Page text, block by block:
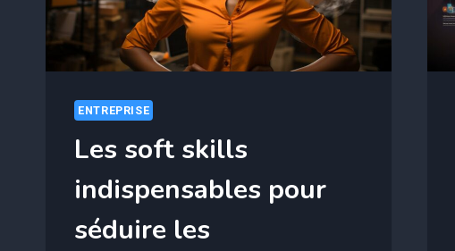
ENTREPRISE
Les soft skills
indispensables pour
séduire les